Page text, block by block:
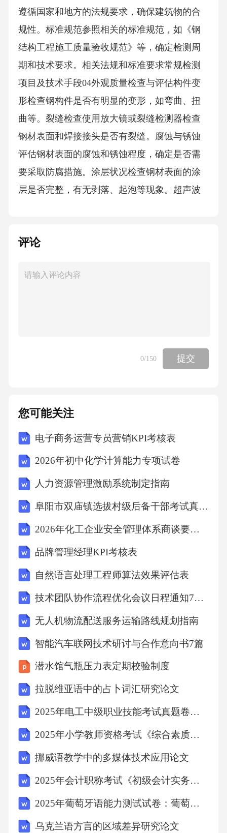
遵循国家和地方的法规要求，确保建筑物的合
规性。标准规范参照相关的标准规范，如《钢
结构工程施工质量验收规范》等，确定检测周
期和技术要求。相关法规和标准要求常规检测
项目及技术手段04外观质量检查与评估构件变
形检查钢构件是否有明显的变形，如弯曲、扭
曲等。裂缝检查使用放大镜或裂缝检测器检查
钢材表面和焊接接头是否有裂缝。腐蚀与锈蚀
评估钢材表面的腐蚀和锈蚀程度，确定是否需
要采取防腐措施。涂层状况检查钢材表面的涂
层是否完整，有无剥落、起泡等现象。超声波
行透视，检查焊缝内部是否存在缺陷。磁粉检
面和近表面的裂纹。渗透检测将渗透液涂抹在
度等力学性能指标。弯曲试验通过弯曲试样来
检测钢材的塑性和韧性。冲击试验测定钢材在
确保其符合相关标准或设计要求。特殊情况下
检测周期调整策略05地震后应立即对建筑进行
全面检查，评估结构受损情况，并根据实际情
结构建筑的连接节点、构件变形以及防腐涂层
等，确定是否需要缩短检测周期。地震、风雪
等自然灾害后评估针对建筑实际承载情况，适
当增加检测频次，评估结构安全储备和剩余寿
域，通过监测裂缝、变形等参数，及时发现潜
在安全隐患。疲劳状态长期超载或疲劳状态下
监测改建或扩建过程中跟踪检查扩建过程加强
对扩建部分的检测，确保其与原结构相容且满
足设计要求，同时重新评估整体结构的稳定性
和安全性。改建过程确保新增结构与原有结构
连接安全可靠，对改造部位进行重点监测，并
评估对整体结构的影响。预防性维护与保养措
结构进行涂层保护，防止腐蚀介质侵入，延长
结构使用寿命。同时，根据涂料性能和使用环
境，制定合理的涂覆周期。定期除锈与重新涂
装电化学保护防腐防锈处理方法及周期安排对
于已出现锈蚀的钢结构，需及时清除锈迹，并
重新进行涂装保护。除锈过程中要注意保护原
评论
0/150 提交
您可能关注
电子商务运营专员营销KPI考核表
2026年初中化学计算能力专项试卷
人力资源管理激励系统制定指南
阜阳市双庙镇选拔村级后备干部考试真题2025
2026年化工企业安全管理体系商谈要点梳理3篇范文
品牌管理经理KPI考核表
自然语言处理工程师算法效果评估表
技术团队协作流程优化会议日程通知7篇范本
无人机物流配送服务运输路线规划指南
智能汽车联网技术研讨与合作意向书7篇
潜水馆气瓶压力表定期校验制度
拉脱维亚语中的占卜词汇研究论文
2025年电工中级职业技能考试真题卷（电气工程图样识读）
2025年小学教师资格考试《综合素质》教育资源试题集锦解析（含答案）
挪威语教学中的多媒体技术应用论文
2025年会计职称考试《初级会计实务》高频考点串联专项复习题库
2025年葡萄牙语能力测试试卷：葡萄牙语考试冲刺练习解析试题集
乌克兰语方言的区域差异研究论文